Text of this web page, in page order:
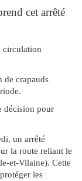
cet arrêté
circulation
de crapauds
décision pour
un arrêté
la route reliant le
et-Vilaine). Cette
les